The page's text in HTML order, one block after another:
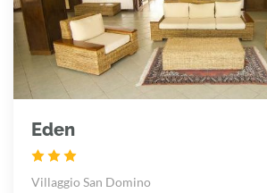
Eden
Villaggio San Domino